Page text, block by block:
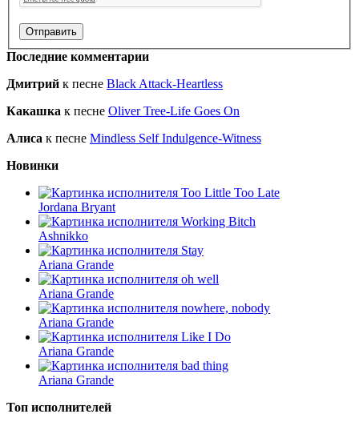
Последние комментарии
Дмитрий к песне Black Attack-Heartless
Какашка к песне Oliver Tree-Life Goes On
Алиса к песне Mindless Self Indulgence-Witness
Новинки
Too Little Too Late
Jordana Bryant
Working Bitch
Ashnikko
Stay
Ariana Grande
oh well
Ariana Grande
nowhere, nobody
Ariana Grande
Like I Do
Ariana Grande
bad thing
Ariana Grande
Топ исполнителей